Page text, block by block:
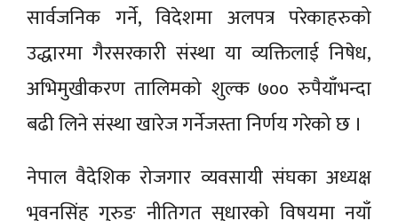
सार्वजनिक गर्ने, विदेशमा अलपत्र परेकाहरुको
उद्धारमा गैरसरकारी संस्था या व्यक्तिलाई निषेध,
अभिमुखीकरण तालिमको शुल्क ७०० रुपैयाँभन्दा
बढी लिने संस्था खारेज गर्नेजस्ता निर्णय गरेको छ ।
नेपाल वैदेशिक रोजगार व्यवसायी संघका अध्यक्ष
भुवनसिंह गुरुङ नीतिगत सुधारको विषयमा नयाँ